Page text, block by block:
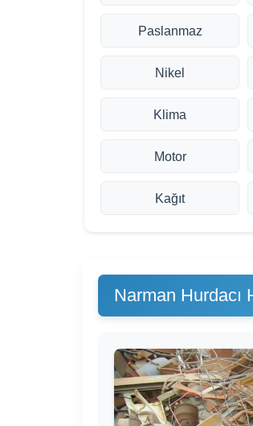
Paslanmaz
Nikel
Klima
Motor
Kağıt
Narman Hurdacı